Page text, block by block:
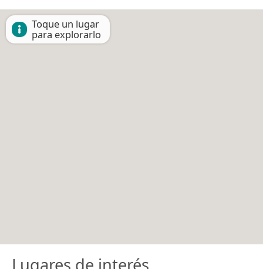
Toque un lugar
para explorarlo
Lugares de interés